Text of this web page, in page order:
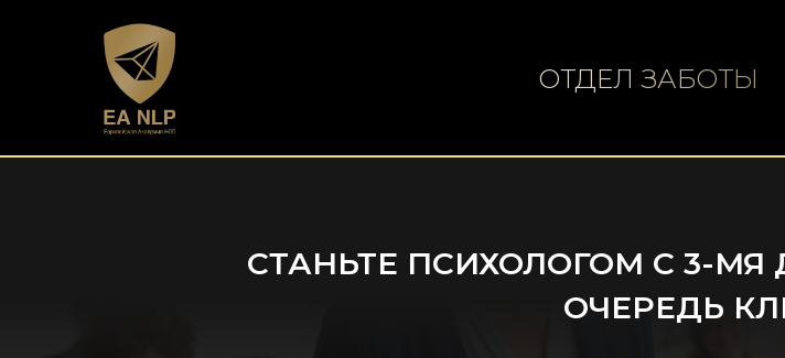
ОТДЕЛ ЗАБОТЫ
СТАНЬТЕ ПСИХОЛОГОМ С 3-
ОЧЕРЕДЬ